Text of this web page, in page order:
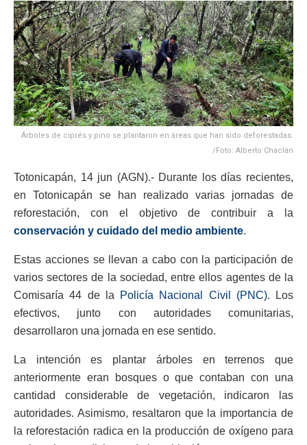
Árboles de ciprés y pino se plantaron en áreas que han sido deforestadas.
/Foto: Alberto Chaclán
Totonicapán, 14 jun (AGN).- Durante los días recientes,
en Totonicapán se han realizado varias jornadas de
reforestación, con el objetivo de contribuir a la
conservación y cuidado del medio ambiente.
Estas acciones se llevan a cabo con la participación de
varios sectores de la sociedad, entre ellos agentes de la
Comisaría 44 de la
Policía Nacional Civil (PNC). Los
efectivos, junto con autoridades comunitarias,
desarrollaron una jornada en ese sentido.
La intención es plantar árboles en terrenos que
anteriormente eran bosques o que contaban con una
cantidad considerable de vegetación, indicaron las
autoridades. Asimismo, resaltaron que la importancia de
la reforestación radica en la producción de oxígeno para